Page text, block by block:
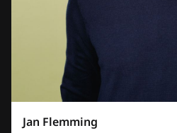
Jan Flemming